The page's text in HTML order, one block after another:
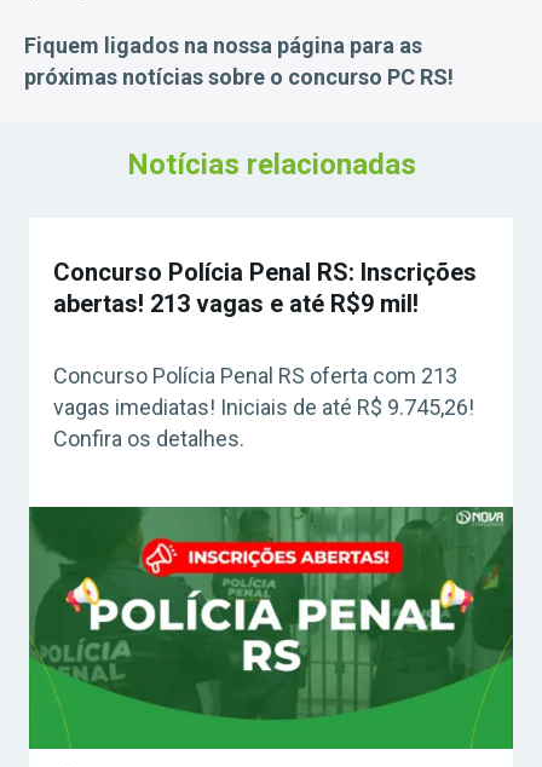
Fiquem ligados na nossa página para as
próximas notícias sobre o concurso PC RS!
Notícias relacionadas
Concurso Polícia Penal RS: Inscrições
abertas! 213 vagas e até R$9 mil!
Concurso Polícia Penal RS oferta com 213
vagas imediatas! Iniciais de até R$ 9.745,26!
Confira os detalhes.